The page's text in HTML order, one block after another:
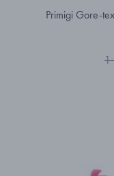
Primigi Gore-
1